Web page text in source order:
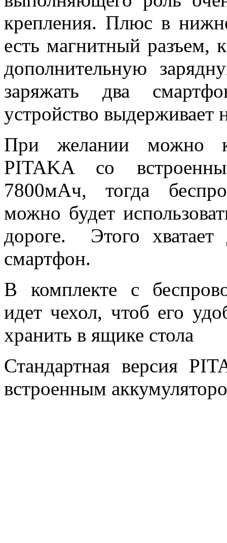
крепления. Плюс в
есть магнитный
дополнительную
заряжать два
устройство выдерживает
При желании можно
PITAKA со
7800мАч, тогда
можно будет
дороге. Этого хватает
смартфон.
В комплекте с
идет чехол, чтоб его
хранить в ящике стола
Стандартная версия
встроенным